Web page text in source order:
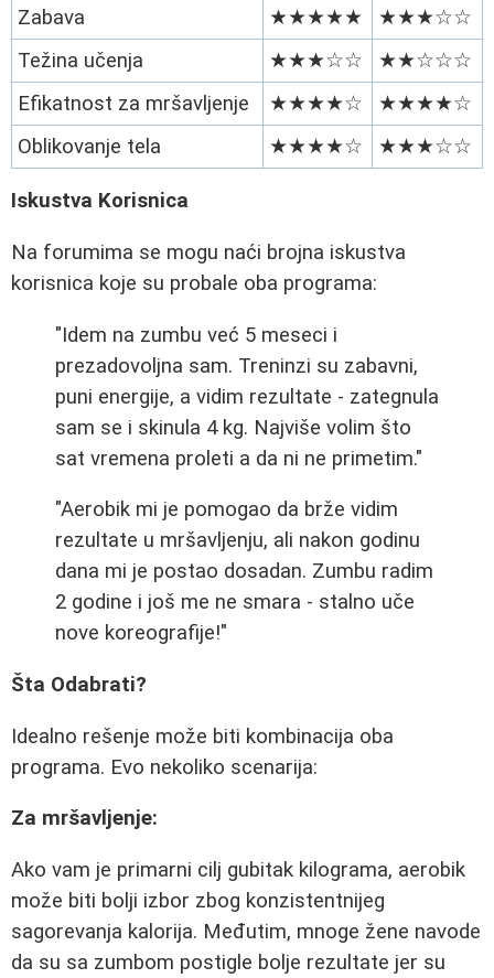
Zabava
★★★★★
★★★☆☆
Težina učenja
★★★☆☆
★★☆☆☆
Efikatnost za mršavljenje
★★★★☆
★★★★☆
Oblikovanje tela
★★★★☆ ★★★☆☆
Iskustva Korisnica
Na forumima se mogu naći brojna iskustva
korisnica koje su probale oba programa:
"Idem na zumbu već 5 meseci i
prezadovoljna sam. Treninzi su zabavni,
puni energije, a vidim rezultate - zategnula
sam se i skinula 4 kg. Najviše volim što
sat vremena proleti a da ni ne primetim."
"Aerobik mi je pomogao da brže vidim
rezultate u mršavljenju, ali nakon godinu
dana mi je postao dosadan. Zumbu radim
2 godine i još me ne smara - stalno uče
nove koreografije!"
Šta Odabrati?
Idealno rešenje može biti kombinacija oba
programa. Evo nekoliko scenarija:
Za mršavljenje:
Ako vam je primarni cilj gubitak kilograma, aerobik
može biti bolji izbor zbog konzistentnijeg
sagorevanja kalorija. Međutim, mnoge žene navode
da su sa zumbom postigle bolje rezultate jer su